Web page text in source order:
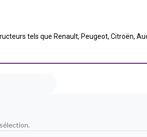
tels que Renault, Peugeot, Citroën,